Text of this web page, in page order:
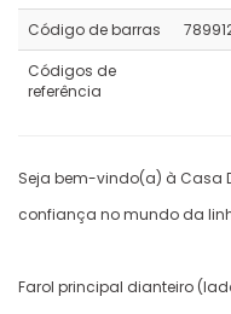
Código de barras
Códigos de
referência
Seja bem-vindo(a) à Casa
confiança no mundo da
Farol principal dianteiro